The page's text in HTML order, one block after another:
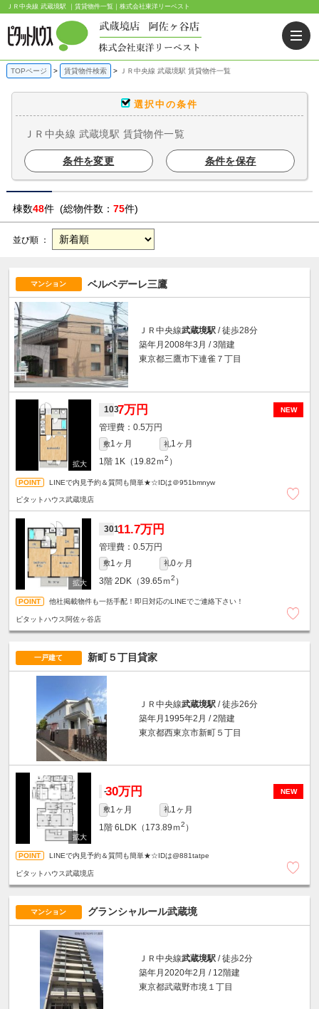
ＪＲ中央線 武蔵境駅 ｜賃貸物件一覧｜株式会社東洋リーベスト
TOPページ 賃貸物件検索 ＪＲ中央線 武蔵境駅 賃貸物件一覧
選択中の条件
ＪＲ中央線 武蔵境駅 賃貸物件一覧
条件を変更 条件を保存
棟数48件 (総物件数： 75件)
並び順 ：
マンション ベルベデーレ三鷹
ＪＲ中央線武蔵境駅 / 徒歩28分
築年月2008年3月 / 3階建
東京都三鷹市下連雀７丁目
NEW
1037万円
0.5万円
敷1ヶ月 礼1ヶ月
1階 1K（19.82ｍ2 ）
LINEで内見予約＆質問も簡単★☆IDは＠951bmnyw
ピタットハウス武蔵境店
30111.7万円
0.5万円
敷1ヶ月 礼0ヶ月
3階 2DK（39.65ｍ2 ）
他社掲載物件も一括手配！即日対応のLINEでご連絡下さい！
ピタットハウス阿佐ヶ谷店
一戸建て 新町５丁目貸家
ＪＲ中央線武蔵境駅 / 徒歩26分
築年月1995年2月 / 2階建
東京都西東京市新町５丁目
NEW
-30万円
敷1ヶ月 礼1ヶ月
1階 6LDK（173.89ｍ2 ）
LINEで内見予約＆質問も簡単★☆IDは@881tatpe
ピタットハウス武蔵境店
マンション グランシャルール武蔵境
ＪＲ中央線武蔵境駅 / 徒歩2分
築年月2020年2月 / 12階建
東京都武蔵野市境１丁目